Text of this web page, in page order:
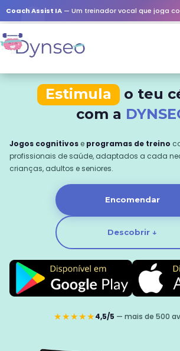
Coach Assist IA — Um treinador vocal que joga com os seus entes queridos
Estimula
o teu
com a
Jogos cognitivos e programas de treino
profissionais de saúde, adaptados a cada
crianças, adultos e seniores.
Encomendar
Descobrir ↓
★★★★★4,5/5 — mais de 500